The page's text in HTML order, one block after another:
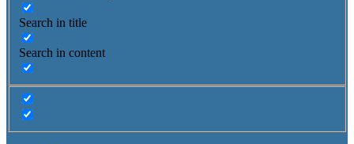
Search in title
Search in content